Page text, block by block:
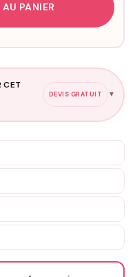
PANIER
CET
DEVIS GRATUIT ▼
3 à 10€ selon la demande